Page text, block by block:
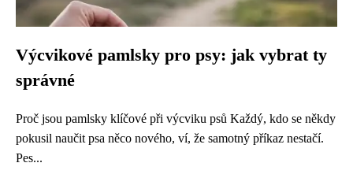
Výcvikové pamlsky pro psy: jak vybrat ty
správné
Proč jsou pamlsky klíčové při výcviku psů Každý, kdo se někdy
pokusil naučit psa něco nového, ví, že samotný příkaz nestačí.
Pes...